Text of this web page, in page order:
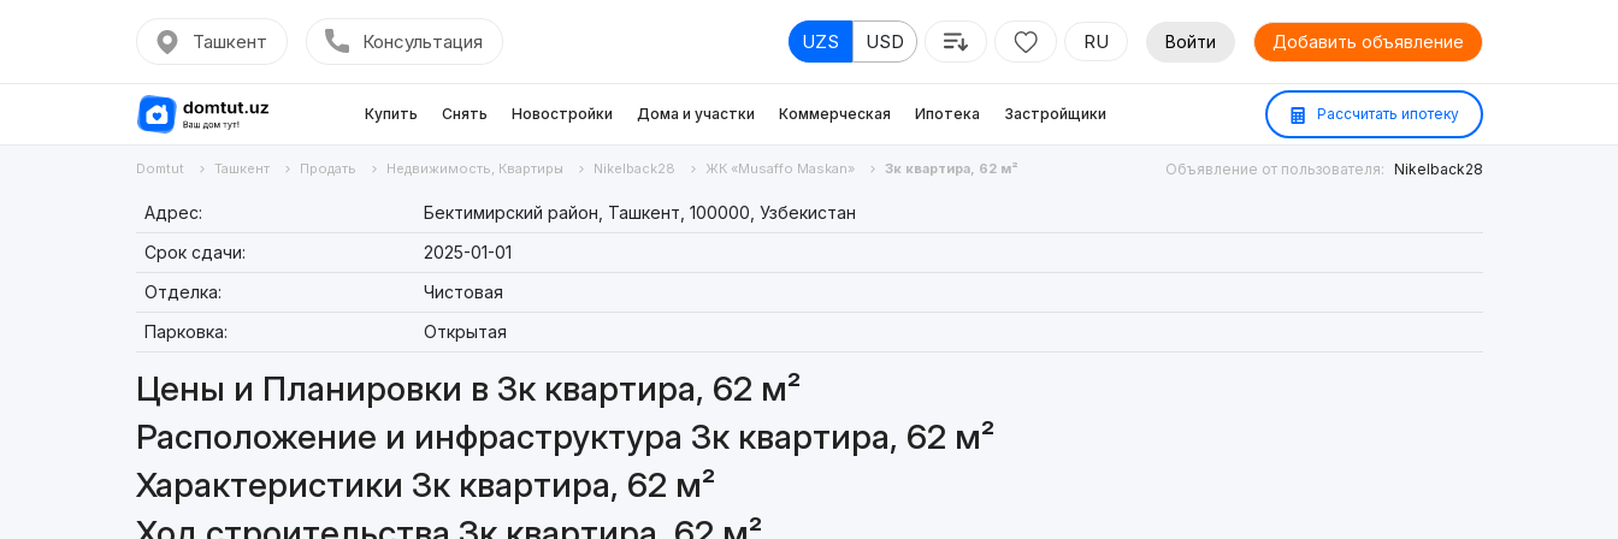
Ташкент Консультация UZS USD RU Войти Добавить объявление
Купить Снять Новостройки Дома и участки Коммерческая Ипотека Застройщики Рассчитать ипотеку
Domtut Ташкент Продать Недвижимость, Квартиры Nikelback28 ЖК «Musaffo Maskan» 3к квартира, 62 м² Объявление от пользователя: Nikelback28
Адрес:
Бектимирский район, Ташкент, 100000, Узбекистан
Срок сдачи:
2025-01-01
Отделка:
Чистовая
Парковка:
Открытая
Цены и Планировки в 3к квартира, 62 м²
Расположение и инфраструктура 3к квартира, 62 м²
Характеристики 3к квартира, 62 м²